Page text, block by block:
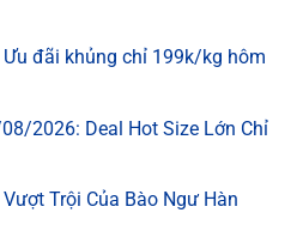
Ưu đãi khủng chỉ 199k/kg hôm
2026: Deal Hot Size Lớn Chỉ
Trội Của Bào Ngư Hàn